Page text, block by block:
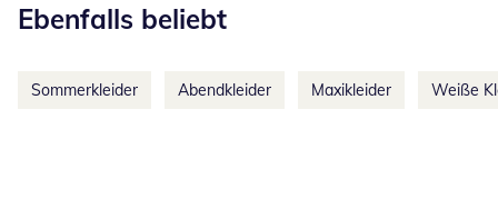
Ebenfalls beliebt
Sommerkleider Abendkleider Maxikleider Weiße